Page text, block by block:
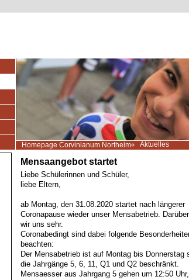
Homepage Corvinianum Northeim Aktuelles
Mensaangebot startet
Liebe Schülerinnen und Schüler,
liebe Eltern,
ab Montag, den 31.08.2020 startet nach längerer
Coronapause wieder unser Mensabetrieb.
wir uns sehr.
Coronabedingt sind dabei folgende
beachten:
Der Mensabetrieb ist auf Montag bis Donnerstag
die Jahrgänge 5, 6, 11, Q1 und Q2 beschränkt.
Mensaesser aus Jahrgang 5 gehen um 12:50